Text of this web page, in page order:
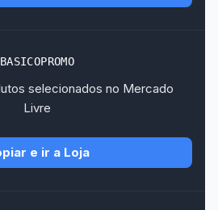
BASICOPROMO
selecionados no Mercado
Livre
e ir a Loja